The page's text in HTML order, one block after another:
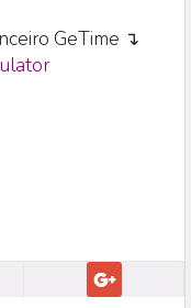
GeTime ↴